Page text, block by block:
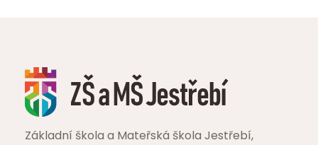
Základní škola a Mateřská škola Jestřebí,